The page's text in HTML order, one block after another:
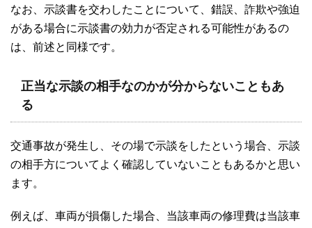
なお、示談書を交わしたことについて、錯誤、詐欺や強迫
がある場合に示談書の効力が否定される可能性があるの
は、前述と同様です。
正当な示談の相手なのかが分からないこともあ
る
交通事故が発生し、その場で示談をしたという場合、示談
の相手方についてよく確認していないこともあるかと思い
ます。
例えば、車両が損傷した場合、当該車両の修理費は当該車